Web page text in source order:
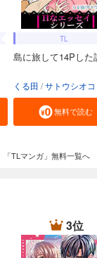
TL
島に旅して14Pした
くる田 サトウシオコ
無料で読む
「TLマンガ」無料一覧へ
3位